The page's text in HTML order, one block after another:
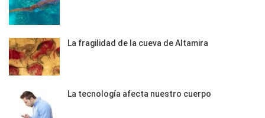
La fragilidad de la cueva de Altamira
La tecnología afecta nuestro cuerpo